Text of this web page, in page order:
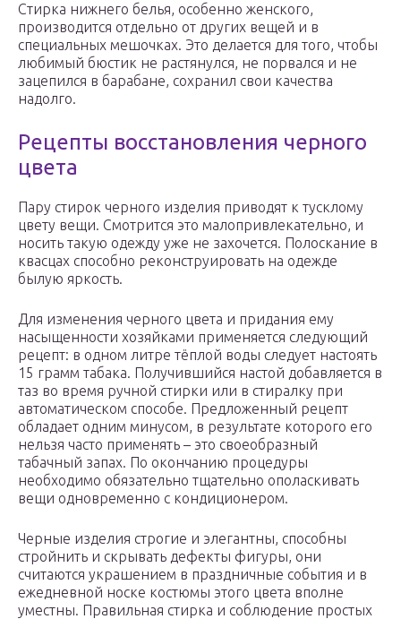
Стирка нижнего белья, особенно женского,
производится отдельно от других вещей и в
специальных мешочках. Это делается для того, чтобы
любимый бюстик не растянулся, не порвался и не
зацепился в барабане, сохранил свои качества
надолго.
Рецепты восстановления черного
цвета
Пару стирок черного изделия приводят к тусклому
цвету вещи. Смотрится это малопривлекательно, и
носить такую одежду уже не захочется. Полоскание в
квасцах способно реконструировать на одежде
былую яркость.
Для изменения черного цвета и придания ему
насыщенности хозяйками применяется следующий
рецепт: в одном литре тёплой воды следует настоять
15 грамм табака. Получившийся настой добавляется в
таз во время ручной стирки или в стиралку при
автоматическом способе. Предложенный рецепт
обладает одним минусом, в результате которого его
нельзя часто применять – это своеобразный
табачный запах. По окончанию процедуры
необходимо обязательно тщательно ополаскивать
вещи одновременно с кондиционером.
Черные изделия строгие и элегантны, способны
стройнить и скрывать дефекты фигуры, они
считаются украшением в праздничные события и в
ежедневной носке костюмы этого цвета вполне
уместны. Правильная стирка и соблюдение простых